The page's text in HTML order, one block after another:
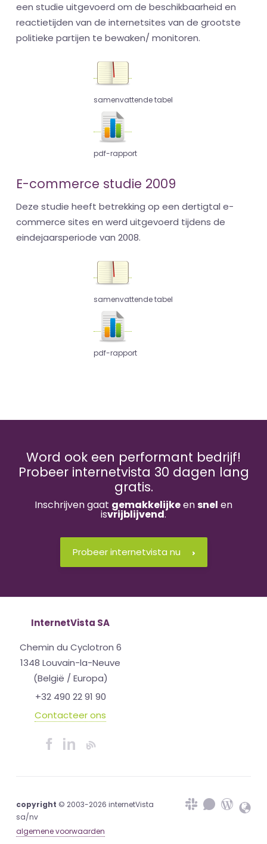
een studie uitgevoerd om de beschikbaarheid en
reactietijden van de internetsites van de grootste
politieke partijen te bewaken/ monitoren.
samenvattende tabel
pdf-rapport
E-commerce studie 2009
Deze studie heeft betrekking op een dertigtal e-
commerce sites en werd uitgevoerd tijdens de
eindejaarsperiode van 2008.
samenvattende tabel
pdf-rapport
Word ook een performant bedrijf!
Probeer internetvista 30 dagen lang
gratis.
Inschrijven gaat gemakkelijkeensnel en
isvrijblijvend.
Probeer internetvista nu
InternetVista SA
Chemin du Cyclotron 6
1348 Louvain-la-Neuve
(België / Europa)
+32 490 22 91 90
Contacteer ons
copyright © 2003-2026 internetVista
sa/nv
algemene voorwaarden